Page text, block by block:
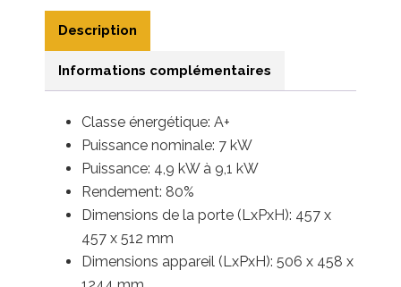
Description
Informations complémentaires
Classe énergétique: A+
Puissance nominale: 7 kW
Puissance: 4,9 kW à 9,1 kW
Rendement: 80%
Dimensions de la porte (LxPxH): 457 x
457 x 512 mm
Dimensions appareil (LxPxH): 506 x 458 x